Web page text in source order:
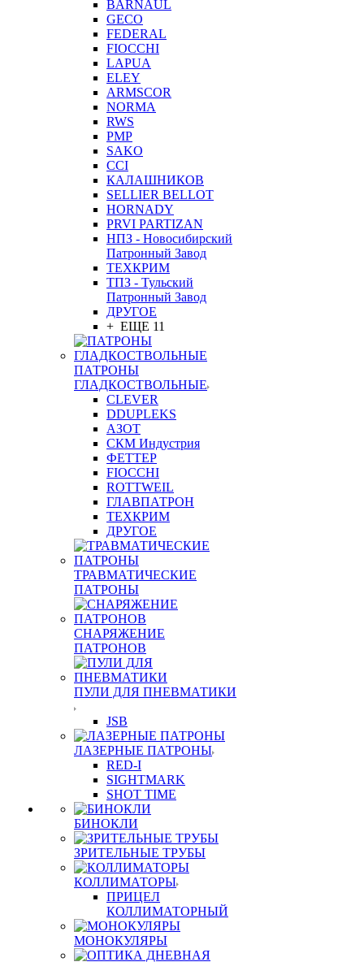
BARNAUL
GEСO
FEDERAL
FIOCCHI
LAPUA
ELEY
ARMSCOR
NORMA
RWS
PMP
SAKO
CCI
КАЛАШНИКОВ
SELLIER BELLOT
HORNADY
PRVI PARTIZAN
НПЗ - Новосибирский
Патронный Завод
ТЕХКРИМ
ТПЗ - Тульский
Патронный Завод
ДРУГОЕ
+ ЕЩЕ 11
ПАТРОНЫ
ГЛАДКОСТВОЛЬНЫЕ
CLEVER
DDUPLEKS
АЗОТ
СКМ Индустрия
ФЕТТЕР
FIOCCHI
ROTTWEIL
ГЛАВПАТРОН
ТЕХКРИМ
ДРУГОЕ
ТРАВМАТИЧЕСКИЕ
ПАТРОНЫ
СНАРЯЖЕНИЕ
ПАТРОНОВ
ПУЛИ ДЛЯ ПНЕВМАТИКИ
JSB
ЛАЗЕРНЫЕ ПАТРОНЫ
RED-I
SIGHTMARK
SHOT TIME
БИНОКЛИ
ЗРИТЕЛЬНЫЕ ТРУБЫ
КОЛЛИМАТОРЫ
ПРИЦЕЛ
КОЛЛИМАТОРНЫЙ
МОНОКУЛЯРЫ